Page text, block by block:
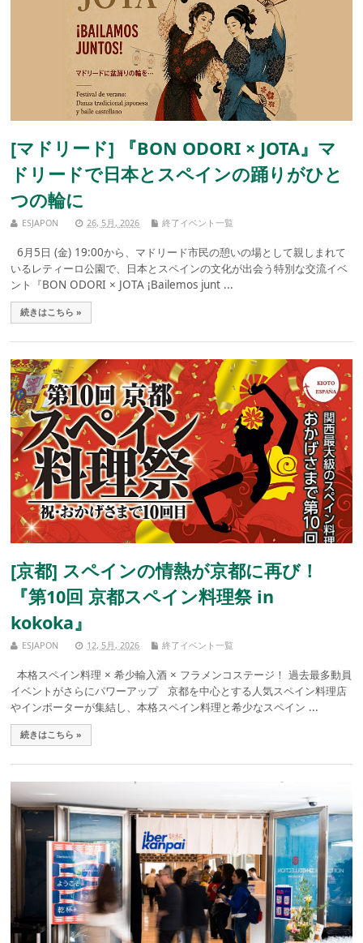
[マドリード] 『BON ODORI × JOTA』マ
ドリードで日本とスペインの踊りがひと
つの輪に
ESJAPON 26, 5月, 2026 終了イベント一覧
6月5日 (金) 19:00から、マドリード市民の憩いの場として親しまれて
いるレティーロ公園で、日本とスペインの文化が出会う特別な交流イベ
ント『BON ODORI × JOTA ¡Bailemos junt ...
続きはこちら »
[京都] スペインの情熱が京都に再び！
『第10回 京都スペイン料理祭 in
kokoka』
ESJAPON 12, 5月, 2026 終了イベント一覧
本格スペイン料理 × 希少輸入酒 × フラメンコステージ！ 過去最多動員
イベントがさらにパワーアップ 京都を中心とする人気スペイン料理店
やインポーターが集結し、本格スペイン料理と希少なスペイン ...
続きはこちら »